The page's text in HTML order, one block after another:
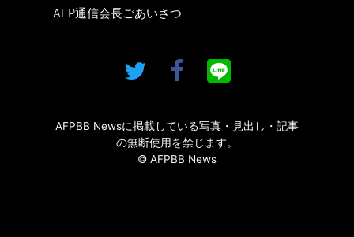
AFP通信会長ごあいさつ
AFPBB Newsに掲載している写真・見出し・記事
の無断使用を禁じます。
© AFPBB News